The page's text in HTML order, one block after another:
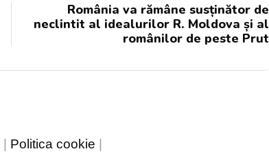
România va rămâne susținător de
neclintit al idealurilor R. Moldova și al
românilor de peste Prut
| Politica cookie |